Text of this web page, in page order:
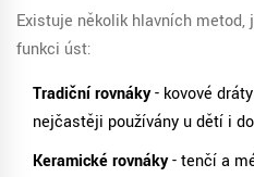
Existuje několik hlavních metod,
funkci úst:
Tradiční rovnáky- kovové
nejčastěji používány u dětí i
Keramické rovnáky- tenčí a